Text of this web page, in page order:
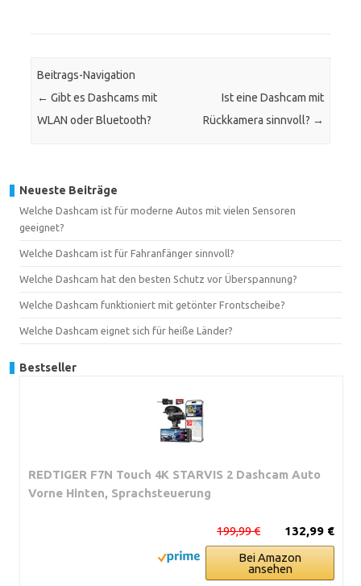
Beitrags-Navigation
← Gibt es Dashcams mit
WLAN oder Bluetooth?
Ist eine Dashcam mit
Rückkamera sinnvoll? →
Neueste Beiträge
Welche Dashcam ist für moderne Autos mit vielen Sensoren
geeignet?
Welche Dashcam ist für Fahranfänger sinnvoll?
Welche Dashcam hat den besten Schutz vor Überspannung?
Welche Dashcam funktioniert mit getönter Frontscheibe?
Welche Dashcam eignet sich für heiße Länder?
Bestseller
REDTIGER F7N Touch 4K STARVIS 2 Dashcam Auto
Vorne Hinten, Sprachsteuerung
132,99 €
199,99 €
Bei Amazon
ansehen